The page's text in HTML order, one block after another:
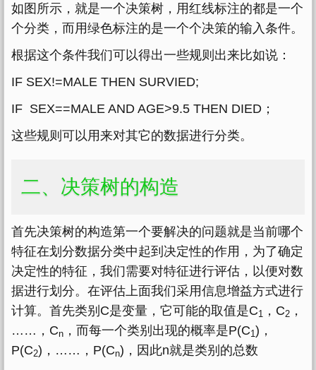
如图所示，就是一个决策树，用红线标注的都是一个
个分类，而用绿色标注的是一个个决策的输入条件。
根据这个条件我们可以得出一些规则出来比如说：
IF SEX!=MALE THEN SURVIED;
IF SEX==MALE AND AGE>9.5 THEN DIED；
这些规则可以用来对其它的数据进行分类。
二、决策树的构造
首先决策树的构造第一个要解决的问题就是当前哪个
特征在划分数据分类中起到决定性的作用，为了确定
决定性的特征，我们需要对特征进行评估，以便对数
据进行划分。在评估上面我们采用信息增益方式进行
计算。首先类别C是变量，它可能的取值是C1 ，C2 ，
……，Cn ，而每一个类别出现的概率是P(C1 )，
P(C2)，……，P(Cn)，因此n就是类别的总数